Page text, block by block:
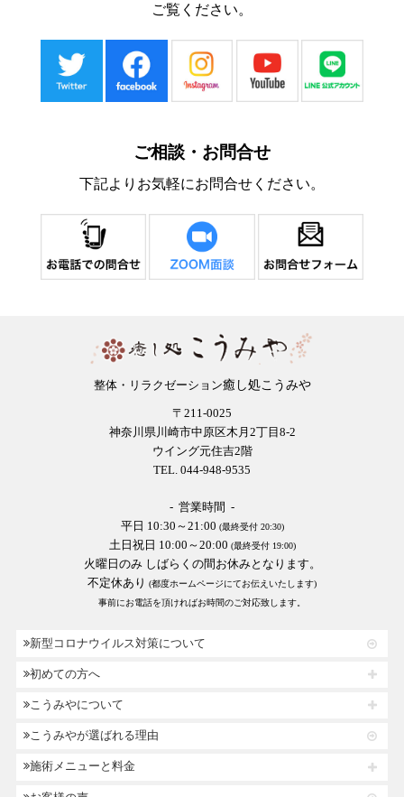
ご覧ください。
ご相談・お問合せ
下記よりお気軽にお問合せください。
整体・リラクゼーション癒し処こうみや
〒211-0025
神奈川県川崎市中原区木月2丁目8-2
ウイング元住吉2階
TEL. 044-948-9535
- 営業時間 -
平日 10:30～21:00 (最終受付 20:30)
土日祝日 10:00～20:00 (最終受付 19:00)
火曜日のみ しばらくの間お休みとなります。
不定休あり (都度ホームページにてお伝えいたします)
事前にお電話を頂ければお時間のご対応致します。
新型コロナウイルス対策について
初めての方へ
こうみやについて
こうみやが選ばれる理由
施術メニューと料金